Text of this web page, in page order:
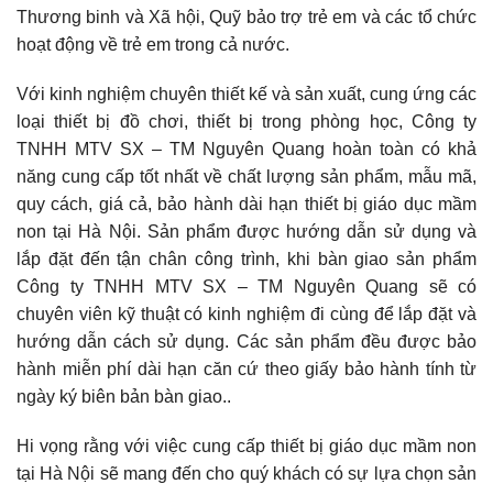
Thương binh và Xã hội, Quỹ bảo trợ trẻ em và các tổ chức
hoạt động về trẻ em trong cả nước.
Với kinh nghiệm chuyên thiết kế và sản xuất, cung ứng các
loại thiết bị đồ chơi, thiết bị trong phòng học, Công ty
TNHH MTV SX – TM Nguyên Quang hoàn toàn có khả
năng cung cấp tốt nhất về chất lượng sản phẩm, mẫu mã,
quy cách, giá cả, bảo hành dài hạn thiết bị giáo dục mầm
non tại Hà Nội. Sản phẩm được hướng dẫn sử dụng và
lắp đặt đến tận chân công trình, khi bàn giao sản phẩm
Công ty TNHH MTV SX – TM Nguyên Quang sẽ có
chuyên viên kỹ thuật có kinh nghiệm đi cùng để lắp đặt và
hướng dẫn cách sử dụng. Các sản phẩm đều được bảo
hành miễn phí dài hạn căn cứ theo giấy bảo hành tính từ
ngày ký biên bản bàn giao..
Hi vọng rằng với việc cung cấp thiết bị giáo dục mầm non
tại Hà Nội sẽ mang đến cho quý khách có sự lựa chọn sản